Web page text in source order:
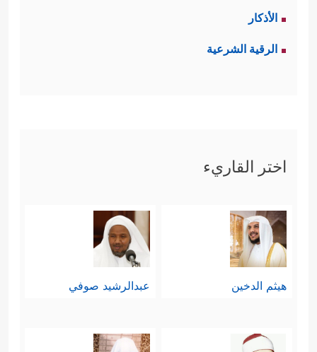
الأذكار
الرقية الشرعية
اختر القاريء
هيثم الدخين عبدالرشيد صوفي